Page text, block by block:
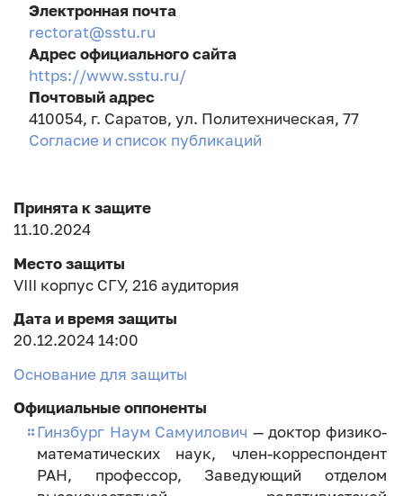
Электронная почта
rectorat@sstu.ru
Адрес официального сайта
https://www.sstu.ru/
Почтовый адрес
410054, г. Саратов, ул. Политехническая, 77
Согласие и список публикаций
Принята к защите
11.10.2024
Место защиты
VIII корпус СГУ, 216 аудитория
Дата и время защиты
20.12.2024 14:00
Основание для защиты
Официальные оппоненты
Гинзбург Наум Самуилович — доктор физико-
математических наук, член-корреспондент
РАН, профессор, Заведующий отделом